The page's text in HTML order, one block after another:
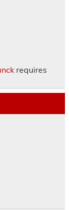
requires